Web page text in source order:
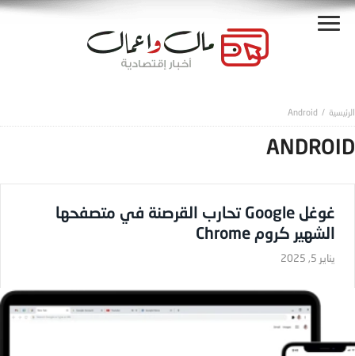
Android
ANDROID
غوغل Google تحارب القرصنة في متصفحها
الشهير كروم Chrome
يناير 5, 2025